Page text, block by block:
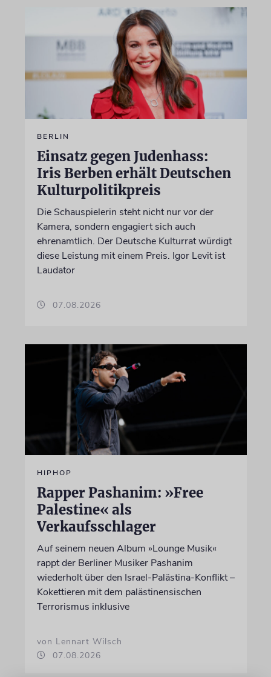
BERLIN
Einsatz gegen Judenhass:
Iris Berben erhält Deutschen
Kulturpolitikpreis
Die Schauspielerin steht nicht nur vor der
Kamera, sondern engagiert sich auch
ehrenamtlich. Der Deutsche Kulturrat würdigt
diese Leistung mit einem Preis. Igor Levit ist
Laudator
07.08.2026
HIPHOP
Rapper Pashanim: »Free
Palestine« als
Verkaufsschlager
Auf seinem neuen Album »Lounge Musik«
rappt der Berliner Musiker Pashanim
wiederholt über den Israel-Palästina-Konflikt –
Kokettieren mit dem palästinensischen
Terrorismus inklusive
von Lennart Wilsch
07.08.2026